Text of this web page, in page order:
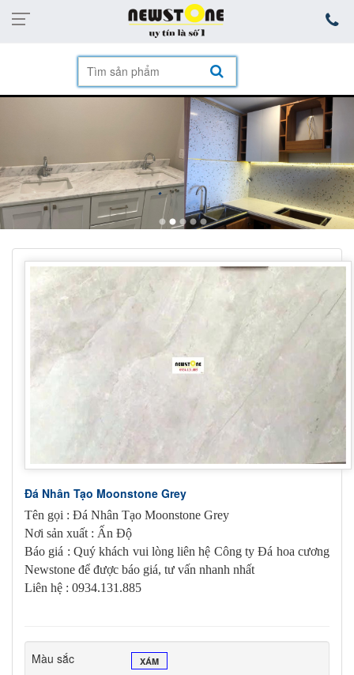
Đá Nhân Tạo Moonstone Grey
Tên gọi : Đá Nhân Tạo Moonstone Grey
Nơi sản xuất : Ấn Độ
Báo giá : Quý khách vui lòng liên hệ Công ty Đá hoa cương
Newstone để được báo giá, tư vấn nhanh nhất
Liên hệ : 0934.131.885
Màu sắc XÁM